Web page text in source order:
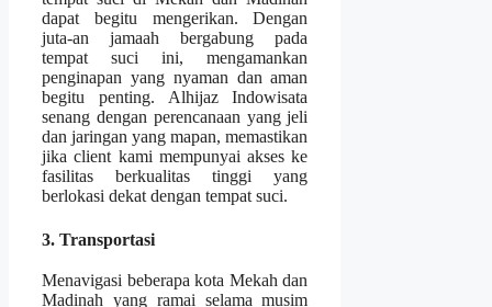
dapat begitu mengerikan. Dengan
juta-an jamaah bergabung pada
tempat suci ini, mengamankan
penginapan yang nyaman dan aman
begitu penting. Alhijaz Indowisata
senang dengan perencanaan yang jeli
dan jaringan yang mapan, memastikan
jika client kami mempunyai akses ke
fasilitas berkualitas tinggi yang
berlokasi dekat dengan tempat suci.
3. Transportasi
Menavigasi beberapa kota Mekah dan
Madinah yang ramai selama musim